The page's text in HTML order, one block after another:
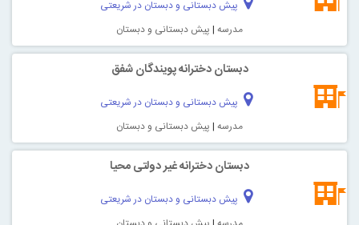
پیش دبستانی و دبستان در شریعتی
مدرسه | پیش دبستانی و دبستان
دبستان دخترانه پویندگان شفق
پیش دبستانی و دبستان در شریعتی
مدرسه | پیش دبستانی و دبستان
دبستان دخترانه غیر دولتی محیا
پیش دبستانی و دبستان در شریعتی